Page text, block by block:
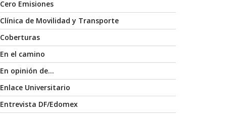
Cero Emisiones
Clínica de Movilidad y Transporte
Coberturas
En el camino
En opinión de…
Enlace Universitario
Entrevista DF/Edomex